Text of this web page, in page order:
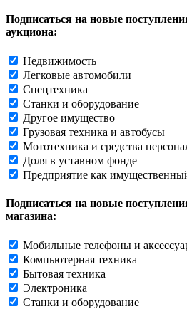
Подписаться на новые
аукциона:
Недвижимость
Легковые автомобили
Спецтехника
Станки и оборудование
Другое имущество
Грузовая техника и автобусы
Мототехника и средства
Доля в уставном фонде
Предприятие как
Подписаться на новые
магазина:
Мобильные телефоны и
Компьютерная техника
Бытовая техника
Электроника
Станки и оборудование